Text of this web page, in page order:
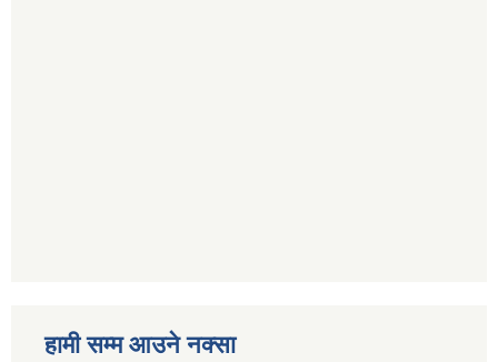
हामी सम्म आउने नक्सा